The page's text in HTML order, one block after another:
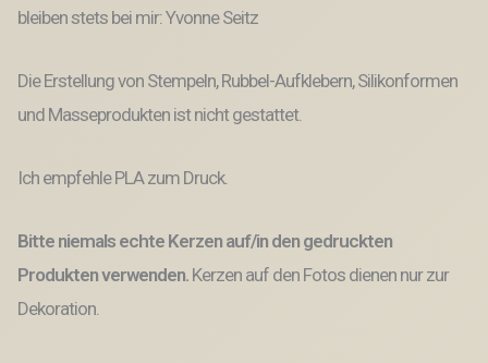
bleiben stets bei mir: Yvonne Seitz
Die Erstellung von Stempeln, Rubbel-Aufklebern, Silikonformen
und Masseprodukten ist nicht gestattet.
Ich empfehle PLA zum Druck.
Bitte niemals echte Kerzen auf/in den gedruckten
Produkten verwenden. Kerzen auf den Fotos dienen nur zur
Dekoration.